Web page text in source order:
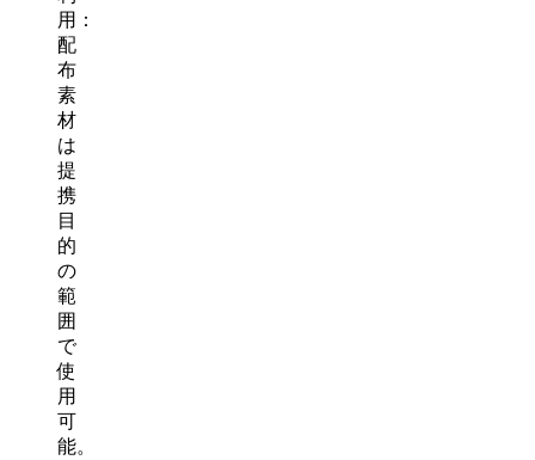
用：
配
布
素
材
は
提
携
目
的
の
範
囲
で
使
用
可
能。